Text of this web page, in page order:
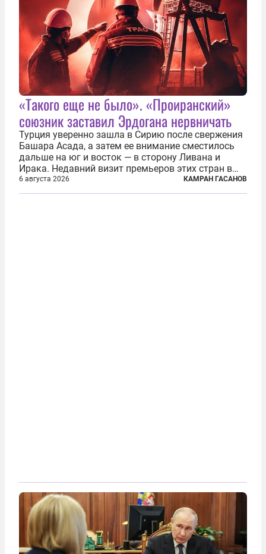
«Такого еще не было». «Проиранский»
союзник заставил Эрдогана нервничать
Турция уверенно зашла в Сирию после свержения
Башара Асада, а затем ее внимание сместилось
дальше на юг и восток — в сторону Ливана и
Ирака. Недавний визит премьеров этих стран в
Анкару, договоры об участии турецкой компании
TPAO в разработке нефти иракского Киркука и
6 августа 2026 КАМРАН ГАСАНОВ